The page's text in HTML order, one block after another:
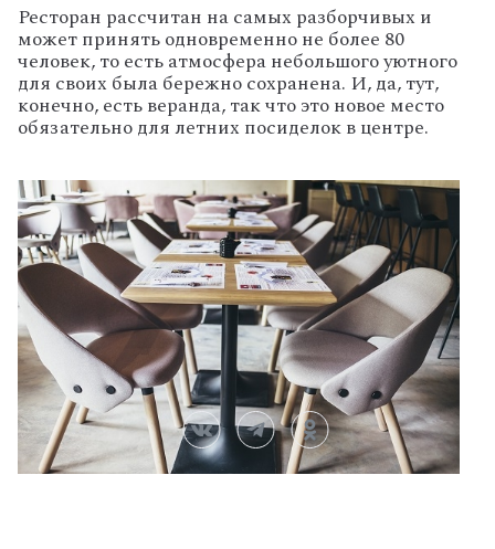
Ресторан рассчитан на самых разборчивых и
может принять одновременно не более 80
человек, то есть атмосфера небольшого уютного
для своих была бережно сохранена. И, да, тут,
конечно, есть веранда, так что это новое место
обязательно для летних посиделок в центре.